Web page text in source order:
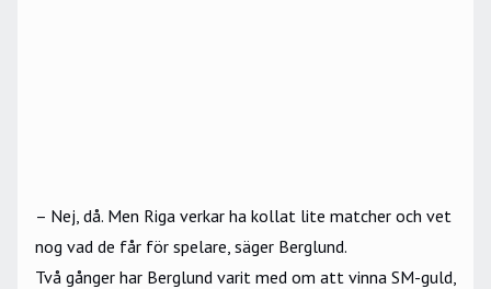
– Nej, då. Men Riga verkar ha kollat lite matcher och vet
nog vad de får för spelare, säger Berglund.
Två gånger har Berglund varit med om att vinna SM-guld,